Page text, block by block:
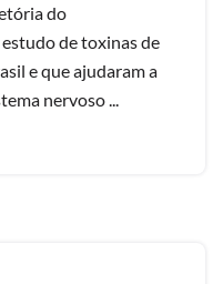
do
de toxinas de
e que ajudaram a
nervoso ...